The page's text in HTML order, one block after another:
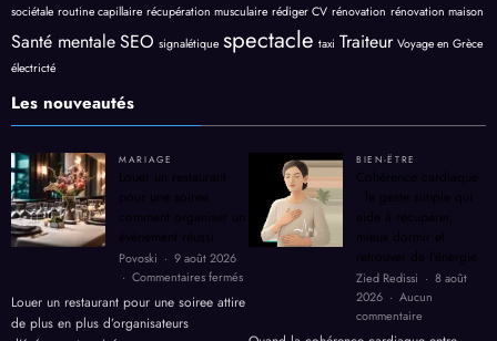
sociétale routine capillaire récupération musculaire rédiger CV rénovation rénovation maison
Santé mentaleSEO signalétique spectacle taxi Traiteur Voyage en Grèce
électricté
Les nouveautés
MARIAGE
Louer un restaurant
pour une soiree :
comment organiser un
événement réussi
Povoski
9 août 2026
Commentaires ferméssur
un
restaurant
Louer un restaurant pour une soiree attire
de plus en plus d’organisateurs
BIEN-ËTRE
Cohérence cardiaque
: le geste simple qui
aide à récupérer,
mieux dormir et
retrouver de l’énergie
Zied Redissi
8 août
2026
Aucun
commentaire